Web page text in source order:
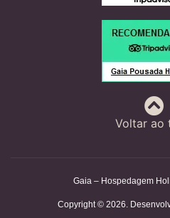
Voltar ao
Gaia – Hospedagem
Copyright © 2026.